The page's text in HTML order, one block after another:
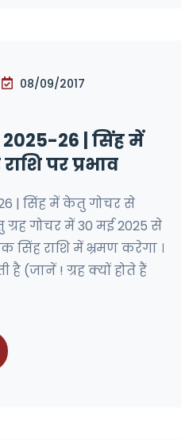
08/09/2017
26 | सिंह में
पर प्रभाव
| सिंह में केतु गोचर से
ग्रह गोचर में 30 मई 2025 से
राशि में भ्रमण करेगा ।
है (जानें ! ग्रह क्यों होते हैं